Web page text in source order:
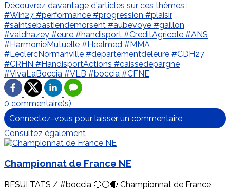
Découvrez davantage d'articles sur ces thèmes :
#Win27 #performance #progression #plaisir
#saintsebastiendemorsent #aubevoye #gaillon
#valdhazey #eure #handisport #CreditAgricole #ANS
#HarmonieMutuelle #Healmed #MMA
#LeclercNormanville #departementdeleure #CDH27
#CRHN #HandisportActions #caissedepargne
#VivaLaBoccia #VLB #boccia #CFNE
0 commentaire(s)
Connectez-vous pour laisser un commentaire
Consultez également
Championnat de France NE
RESULTATS / #boccia 🔵⚪🔴 Championnat de France